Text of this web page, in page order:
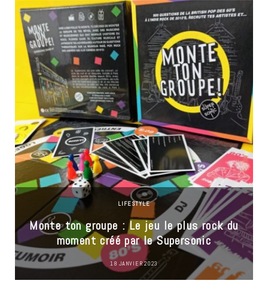
LIFESTYLE
Monte ton groupe : Le jeu le plus rock du
moment créé par le Supersonic
18 JANVIER 2023